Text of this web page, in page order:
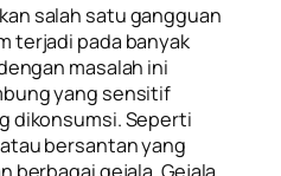
salah satu gangguan
terjadi pada banyak
masalah ini
yang sensitif
dikonsumsi. Seperti
bersantan yang